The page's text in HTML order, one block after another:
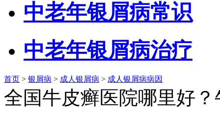
中老年银屑病常识
中老年银屑病治疗
首页 > 银屑病 > 成人银屑病 > 成人银屑病病因
全国牛皮癣医院哪里好